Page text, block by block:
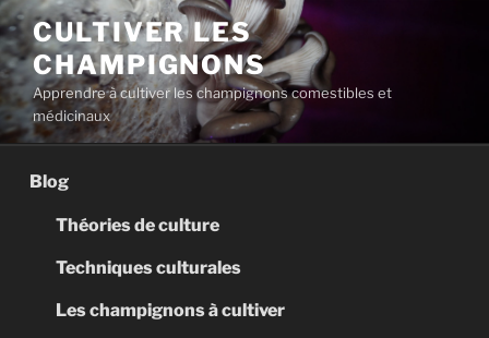
Aller
au
contenu
principal
CULTIVER LES
CHAMPIGNONS
Apprendre à cultiver les champignons comestibles et
médicinaux
Blog
Théories de culture
Techniques culturales
Les champignons à cultiver